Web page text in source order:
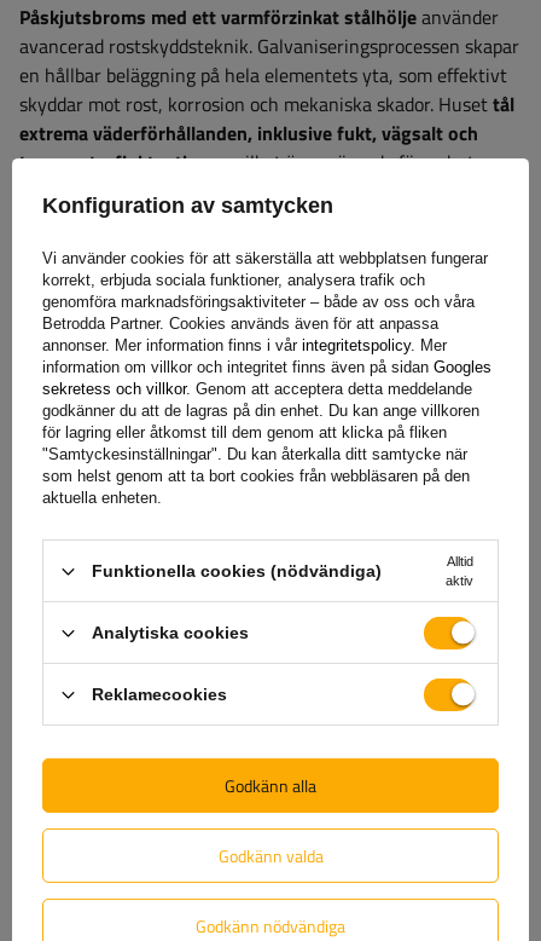
Påskjutsbroms med ett varmförzinkat stålhöljeanvänder
avancerad rostskyddsteknik. Galvaniseringsprocessen skapar
en hållbar beläggning på hela elementets yta, som effektivt
skyddar mot rost, korrosion och mekaniska skador. Husettål
extrema väderförhållanden, inklusive fukt, vägsalt och
temperaturfluktuationer, vilket är avgörande för enheter
som ständigt utsätts för svåra vägförhållanden. Tack vare
detta skydd bibehåller enheten sina egenskaper under lång
tid, vilket minimerar behovet av underhåll och utbyte. Detta
leder till långsiktiga besparingar och tillförlitlighet under
trailerdrift.
Garanti
När du köper en produkt från vårt sortiment får du 2 års
garanti.Tack vare detta kan du använda den utan att oroa
dig för konsekvenserna av ett eventuellt fel. För att
säkerställa din tillfredsställelse har vi förenklat processen för
att lämna in eventuella reklamationer så mycket som möjligt
fyll i och skicka in formuläret
som finns på vår webbplats.
Hjälp
Har du frågor om valet eller användningen av våra
produkter? Kontakta oss! Unitrailers specialister ger dig
gärna all information du behöver.
Konfiguration av samtycken
Vi använder cookies för att säkerställa att webbplatsen fungerar
korrekt, erbjuda sociala funktioner, analysera trafik och
genomföra marknadsföringsaktiviteter – både av oss och våra
Betrodda Partner. Cookies används även för att anpassa
annonser. Mer information finns i vår integritetspolicy. Mer
information om villkor och integritet finns även på sidan Googles
sekretess och villkor. Genom att acceptera detta meddelande
godkänner du att de lagras på din enhet. Du kan ange villkoren
för lagring eller åtkomst till dem genom att klicka på fliken
"Samtyckesinställningar". Du kan återkalla ditt samtycke när
som helst genom att ta bort cookies från webbläsaren på den
aktuella enheten.
Funktionella cookies (nödvändiga)
Alltid
aktiv
Analytiska cookies
Reklamecookies
Godkänn valda
Godkänn nödvändiga
Godkänn alla